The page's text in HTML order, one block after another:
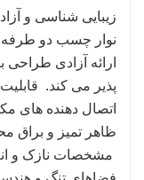
زیبایی شناسی و
ارائه آزادی
پذیر می کند.
اتصال دهنده های
ظاهر تمیز و براق
مشخصات نازک و